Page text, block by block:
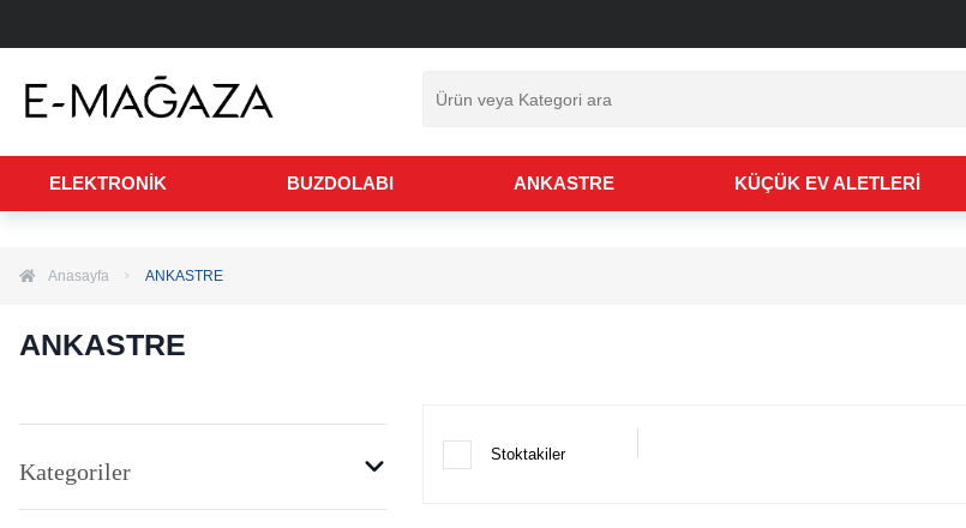
ELEKTRONİK BUZDOLABI ANKASTRE KÜÇÜK EV ALETLERİ
Anasayfa ANKASTRE
ANKASTRE
Kategoriler
Stoktakiler